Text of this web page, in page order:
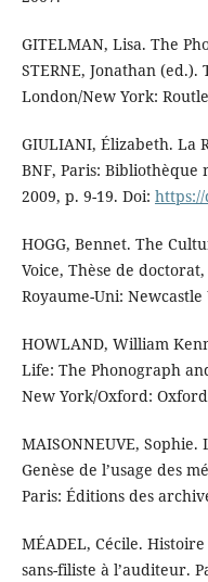
GITELMAN, Lisa. The
STERNE, Jonathan
London/New York:
GIULIANI, Élizabeth. La
BNF, Paris: Bibliothèque
2009, p. 9-19. Doi:
HOGG, Bennet. The
Voice, Thèse de
Royaume-Uni:
HOWLAND, William
Life: The Phonograph
New York/Oxford:
MAISONNEUVE,
Genèse de l’usage des
Paris: Éditions des
MÉADEL, Cécile.
sans-filiste à l’auditeur.